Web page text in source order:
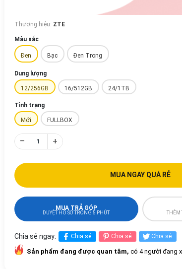
Thương hiệu: ZTE
Màu sắc
Đen Bạc Đen Trong
Dung lượng
12/256GB 16/512GB 24/1TB
Tình trạng
Mới FULLBOX
– +
MUA NGAY QUÁ RẺ
MUA TRẢ GÓP
DUYỆT HỒ SƠ TRONG 5 PHÚT THÊM
Chia sẻ ngay: Chia sẻ Chia sẻ Chia sẻ
Sản phẩm đang được quan tâm, có 4 người đang